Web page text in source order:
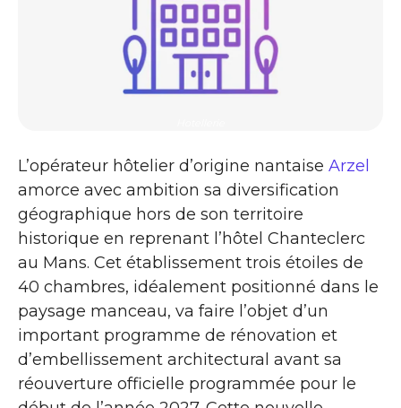
L’opérateur hôtelier d’origine nantaise Arzel
amorce avec ambition sa diversification
géographique hors de son territoire
historique en reprenant l’hôtel Chanteclerc
au Mans. Cet établissement trois étoiles de
40 chambres, idéalement positionné dans le
paysage manceau, va faire l’objet d’un
important programme de rénovation et
d’embellissement architectural avant sa
réouverture officielle programmée pour le